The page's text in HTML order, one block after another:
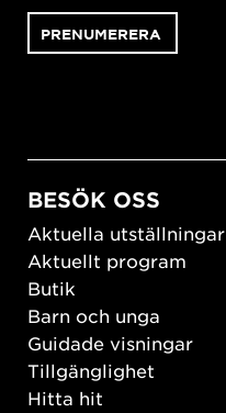
BESÖK OSS
Aktuella utställningar
Aktuellt program
Butik
Barn och unga
Guidade visningar
Tillgänglighet
Hitta hit